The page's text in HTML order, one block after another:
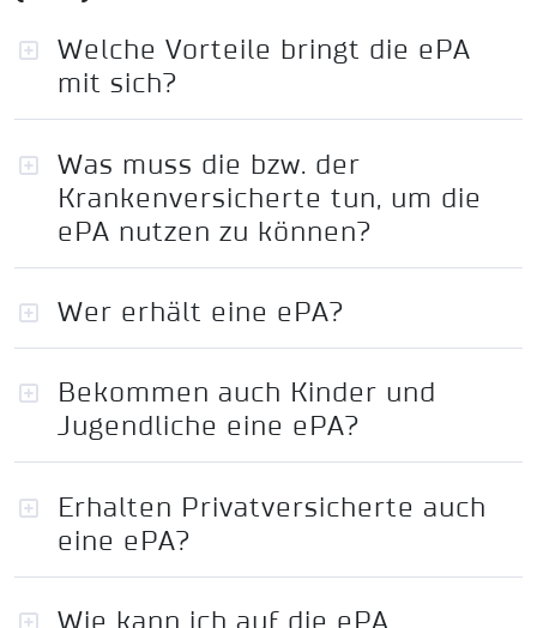
Welche Vorteile bringt die ePA
mit sich?
Was muss die bzw. der
Krankenversicherte tun, um die
ePA nutzen zu können?
Wer erhält eine ePA?
Bekommen auch Kinder und
Jugendliche eine ePA?
Erhalten Privatversicherte auch
eine ePA?